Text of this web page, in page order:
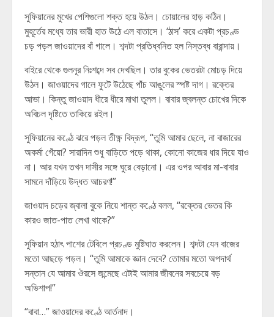
সুফিয়ানের মুখের পেশিগুলো শক্ত হয়ে উঠল। চোয়ালের হাড় কঠিন।
মুহূর্তের মধ্যে তার ভারী হাত উঠে এল বাতাসে। ‘ঠাস’ করে একটা প্রচণ্ড
চড় পড়ল জাওয়াদের বাঁ গালে। শব্দটা প্রতিধ্বনিত হল নিস্তব্ধ বারান্দায়।
বাইরে থেকে গুলনূর নিঃশব্দে সব দেখছিল। তার বুকের ভেতরটা মোচড় দিয়ে
উঠল। জাওয়াদের গালে ফুটে উঠেছে পাঁচ আঙুলের স্পষ্ট দাগ। রক্তের
আভা। কিন্তু জাওয়াদ ধীরে ধীরে মাথা তুলল। বাবার জ্বলন্ত চোখের দিকে
অবিচল দৃষ্টিতে তাকিয়ে রইল।
সুফিয়ানের কণ্ঠে ঝরে পড়ল তীক্ষ্ণ বিদ্রূপ, “তুমি আমার ছেলে, না বাজারের
অকর্মা গেঁয়ো? সারাদিন শুধু বাড়িতে পড়ে থাকা, কোনো কাজের ধার দিয়ে যাও
না। আর যখন তখন দাসীর সঙ্গে ঘুরে বেড়ানো। এর ওপর আবার মা-বাবার
সামনে দাঁড়িয়ে উদ্ধত আচরণ!”
জাওয়াদ চড়ের জ্বালা বুকে নিয়ে শান্ত কণ্ঠে বলল, “রক্তের ভেতর কি
কারও জাত-পাত লেখা থাকে?”
সুফিয়ান হঠাৎ পাশের টেবিলে প্রচণ্ড মুষ্টিঘাত করলেন। শব্দটা যেন বাজের
মতো আছড়ে পড়ল। “তুমি আমাকে জ্ঞান দেবে? তোমার মতো অপদার্থ
সন্তান যে আমার ঔরসে জন্মেছে এটাই আমার জীবনের সবচেয়ে বড়
অভিশাপ!”
“বাবা…” জাওয়াদের কণ্ঠে আর্তনাদ।